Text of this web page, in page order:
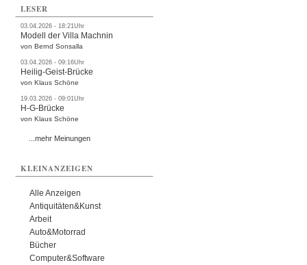
LESER
03.04.2026 - 18:21Uhr
Modell der Villa Machnin
von Bernd Sonsalla
03.04.2026 - 09:16Uhr
Heilig-Geist-Brücke
von Klaus Schöne
19.03.2026 - 09:01Uhr
H-G-Brücke
von Klaus Schöne
...mehr Meinungen
KLEINANZEIGEN
Alle Anzeigen
Antiquitäten&Kunst
Arbeit
Auto&Motorrad
Bücher
Computer&Software